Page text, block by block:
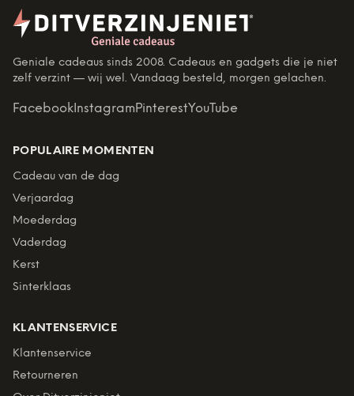
Geniale cadeaus sinds 2008. Cadeaus en gadgets die je niet
zelf verzint — wij wel. Vandaag besteld, morgen gelachen.
Facebook InstagramPinterestYouTube
POPULAIRE MOMENTEN
Cadeau van de dag
Verjaardag
Moederdag
Vaderdag
Kerst
Sinterklaas
KLANTENSERVICE
Klantenservice
Retourneren